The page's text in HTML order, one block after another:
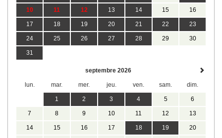
10 11 12 13 14 15 16
17 18 19 20 21 22 23
24 25 26 27 28 29 30
31
septembre 2026
lun. mar. mer. jeu. ven. sam. dim.
1 2 3 4 5 6
7 8 9 10 11 12 13
14 15 16 17 18 19 20